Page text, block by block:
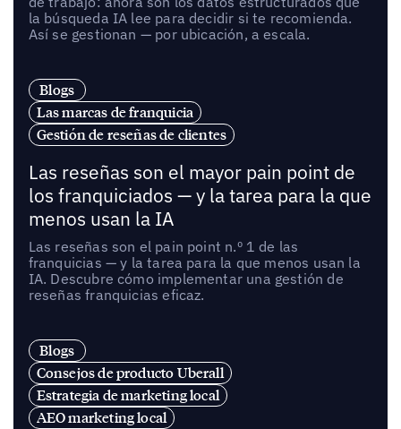
la búsqueda IA lee para decidir si te recomienda.
Así se gestionan — por ubicación, a escala.
Blogs
Las marcas de franquicia
Gestión de reseñas de clientes
Las reseñas son el mayor pain point de
los franquiciados — y la tarea para la que
menos usan la IA
Las reseñas son el pain point n.º 1 de las
franquicias — y la tarea para la que menos usan la
IA. Descubre cómo implementar una gestión de
reseñas franquicias eficaz.
Blogs
Consejos de producto Uberall
Estrategia de marketing local
AEO marketing local